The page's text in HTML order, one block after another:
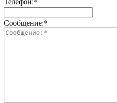
Сообщение:*